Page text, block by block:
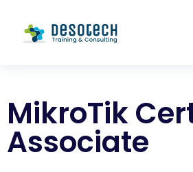
MikroTik
Associate